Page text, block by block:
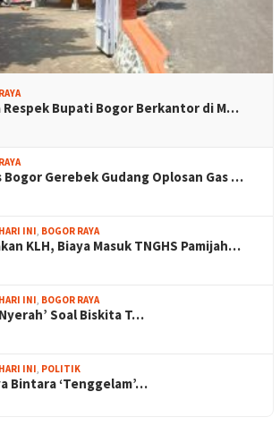
Respek Bupati Bogor Berkantor di M…
Bogor Gerebek Gudang Oplosan Gas …
INI, BOGOR RAYA
KLH, Biaya Masuk TNGHS Pamijah…
INI, BOGOR RAYA
Soal Biskita T…
INI, POLITIK
Bintara ‘Tenggelam’…